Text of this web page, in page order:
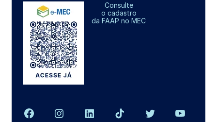
Consulte
o cadastro
da FAAP no MEC